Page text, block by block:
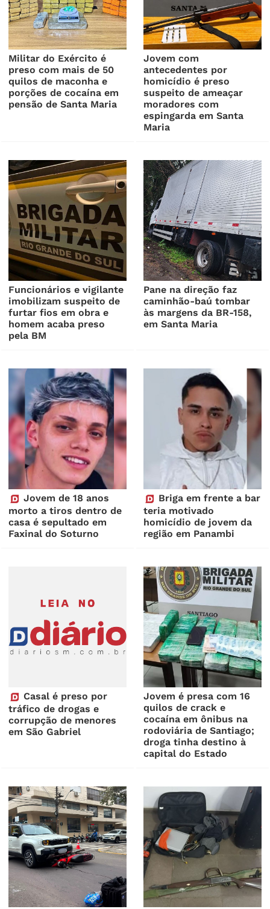
Militar do Exército é
preso com mais de 50
quilos de maconha e
porções de cocaína em
pensão de Santa Maria
Jovem com
antecedentes por
homicídio é preso
suspeito de ameaçar
moradores com
espingarda em Santa
Maria
Funcionários e vigilante
imobilizam suspeito de
furtar fios em obra e
homem acaba preso
pela BM
Pane na direção faz
caminhão-baú tombar
às margens da BR-158,
em Santa Maria
Jovem de 18 anos
morto a tiros dentro de
casa é sepultado em
Faxinal do Soturno
Briga em frente a bar
teria motivado
homicídio de jovem da
região em Panambi
Casal é preso por
tráfico de drogas e
corrupção de menores
em São Gabriel
Jovem é presa com 16
quilos de crack e
cocaína em ônibus na
rodoviária de Santiago;
droga tinha destino à
capital do Estado